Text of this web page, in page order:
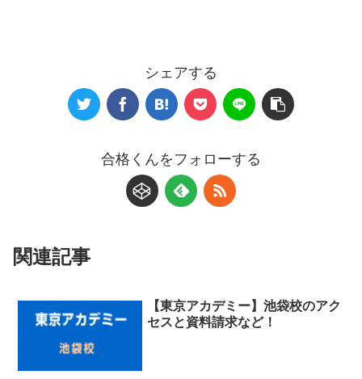
シェアする
合格くんをフォローする
関連記事
【東京アカデミー】池袋校のアク
セスと資料請求など！